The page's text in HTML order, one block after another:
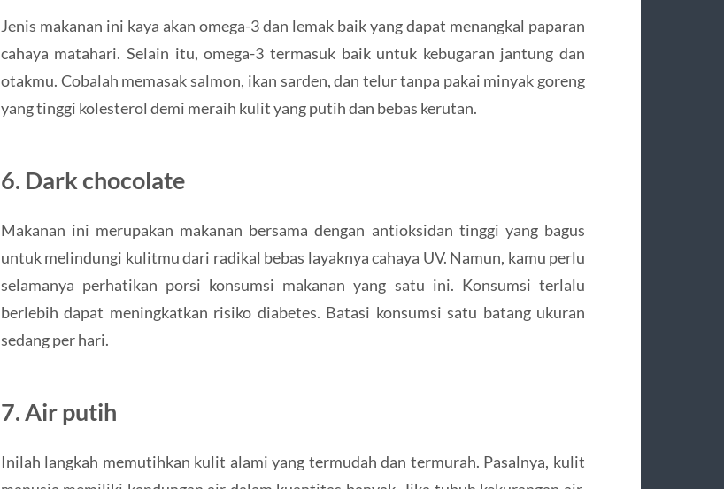
Jenis makanan ini kaya akan omega-3 dan lemak baik yang dapat menangkal paparan
cahaya matahari. Selain itu, omega-3 termasuk baik untuk kebugaran jantung dan
otakmu. Cobalah memasak salmon, ikan sarden, dan telur tanpa pakai minyak goreng
yang tinggi kolesterol demi meraih kulit yang putih dan bebas kerutan.
6. Dark chocolate
Makanan ini merupakan makanan bersama dengan antioksidan tinggi yang bagus
untuk melindungi kulitmu dari radikal bebas layaknya cahaya UV. Namun, kamu perlu
selamanya perhatikan porsi konsumsi makanan yang satu ini. Konsumsi terlalu
berlebih dapat meningkatkan risiko diabetes. Batasi konsumsi satu batang ukuran
sedang per hari.
7. Air putih
Inilah langkah memutihkan kulit alami yang termudah dan termurah. Pasalnya, kulit